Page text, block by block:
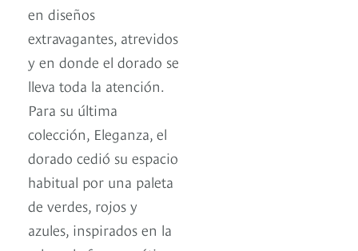
en diseños
extravagantes, atrevidos
y en donde el dorado se
lleva toda la atención.
Para su última
colección, Eleganza, el
dorado cedió su espacio
habitual por una paleta
de verdes, rojos y
azules, inspirados en la